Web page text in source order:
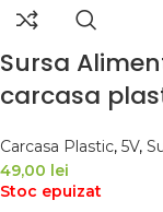
Sursa
carcasa
Carcasa Plastic, 5V,
49,00 lei
Stoc epuizat